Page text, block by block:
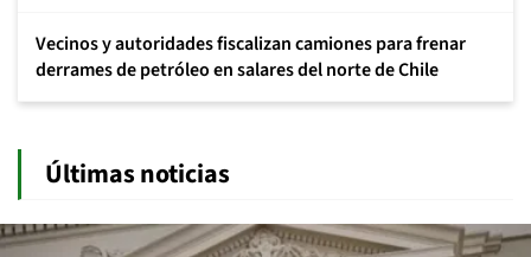
Vecinos y autoridades fiscalizan camiones para frenar
derrames de petróleo en salares del norte de Chile
Últimas noticias